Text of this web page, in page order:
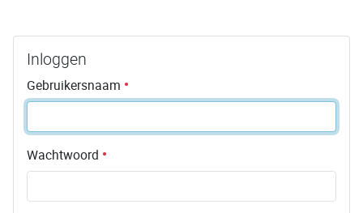
Inloggen
Gebruikersnaam
Wachtwoord